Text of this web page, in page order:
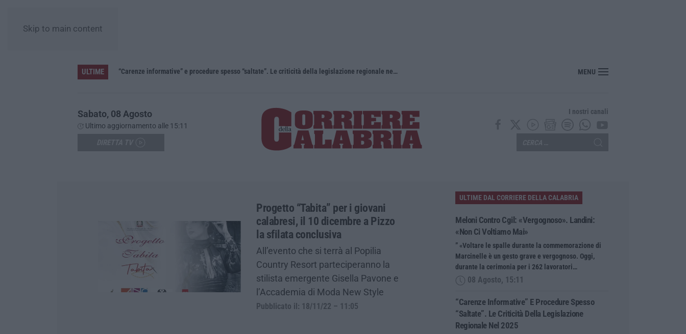
Skip to main content
ULTIME “Carenze informative” e procedure spesso “saltate”. Le criticità della legislazione regionale nel 2025 Travolge i ciclisti e poi torna indietro per investirli ancora: fermato
MENU
Sabato, 08 Agosto
Ultimo aggiornamento alle 15:11
I nostri canali
Progetto “Tabita” per i giovani
calabresi, il 10 dicembre a Pizzo
la sfilata conclusiva
All’evento che si terrà al Popilia
Country Resort parteciperanno la
stilista emergente Gisella Pavone e
l’Accademia di Moda New Style
Pubblicato il: 18/11/22 – 11:05
ULTIME DAL CORRIERE DELLA CALABRIA
Meloni Contro Cgil: «Vergognoso». Landini:
«Non Ci Voltiamo Mai»
” «Voltare le spalle durante la commemorazione di
Marcinelle è un gesto grave e vergognoso. Oggi,
durante la cerimonia per i 262 lavoratori…
08 Agosto, 15:11
“Carenze Informative” E Procedure Spesso
“saltate”. Le Criticità Della Legislazione
Regionale Nel 2025